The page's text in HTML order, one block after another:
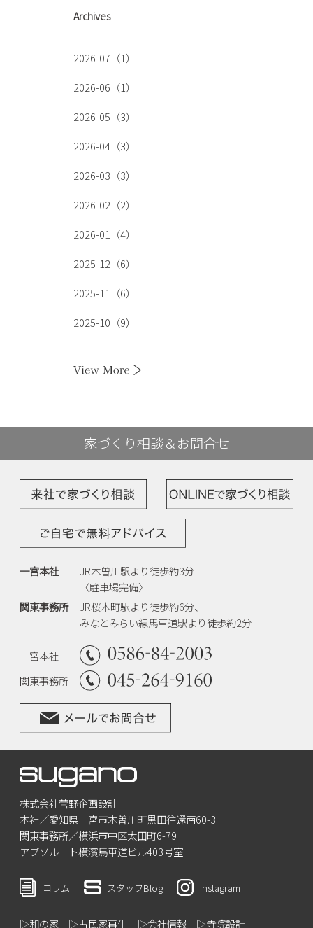
Archives
2026-07（1）
2026-06（1）
2026-05（3）
2026-04（3）
2026-03（3）
2026-02（2）
2026-01（4）
2025-12（6）
2025-11（6）
2025-10（9）
家づくり相談＆お問合せ
一宮本社
JR木曽川駅より徒歩約3分
〈駐車場完備〉
関東事務所
JR桜木町駅より徒歩約6分、
みなとみらい線馬車道駅より徒歩約2分
一宮本社
関東事務所
株式会社菅野企画設計
本社／愛知県一宮市木曽川町黒田往還南60-3
関東事務所／横浜市中区太田町6-79
アブソルート横濱馬車道ビル403号室
コラム スタッフBlog Instagram
▷和の家 ▷古民家再生 ▷会社情報 ▷寺院設計